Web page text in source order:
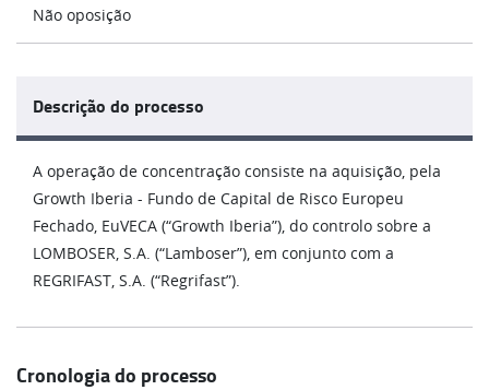
Não oposição
Descrição do processo
A operação de concentração consiste na aquisição, pela
Growth Iberia - Fundo de Capital de Risco Europeu
Fechado, EuVECA (“Growth Iberia”), do controlo sobre a
LOMBOSER, S.A. (“Lamboser”), em conjunto com a
REGRIFAST, S.A. (“Regrifast”).
Cronologia do processo